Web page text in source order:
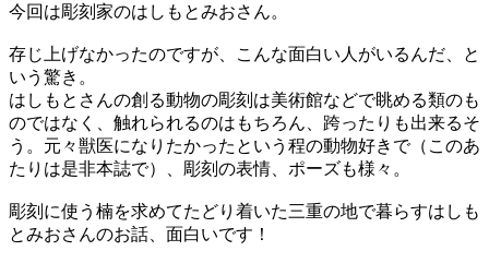
今回は彫刻家のはしもとみおさん。
存じ上げなかったのですが、こんな面白い人がいるんだ、と
いう驚き。
はしもとさんの創る動物の彫刻は美術館などで眺める類のも
のではなく、触れられるのはもちろん、跨ったりも出来るそ
う。元々獣医になりたかったという程の動物好きで（このあ
たりは是非本誌で）、彫刻の表情、ポーズも様々。
彫刻に使う楠を求めてたどり着いた三重の地で暮らすはしも
とみおさんのお話、面白いです！